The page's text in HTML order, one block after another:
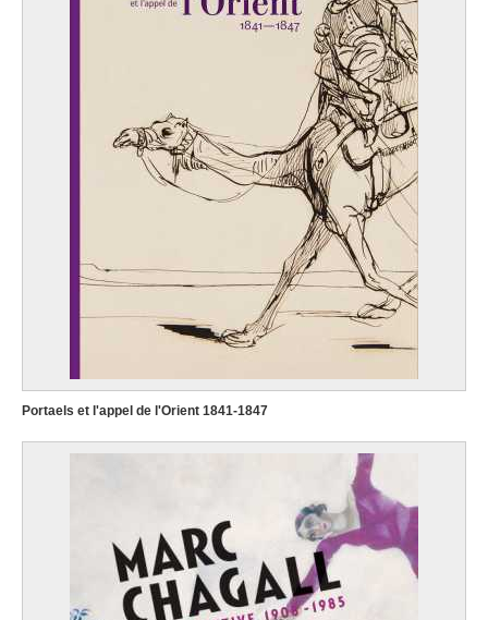
Portaels et l'appel de l'Orient 1841-1847